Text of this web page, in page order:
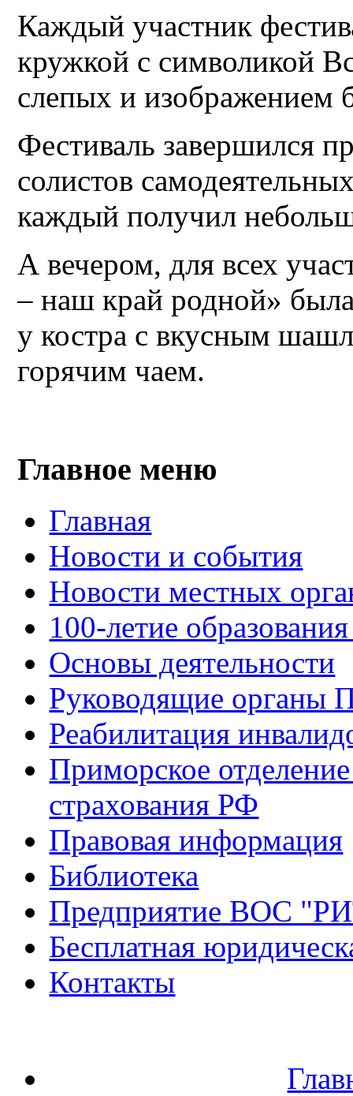
Каждый участник
кружкой с символикой
слепых и изображением
Фестиваль завершился
солистов
каждый получил
А вечером, для всех
– наш край родной»
у костра с вкусным
горячим чаем.
Главное меню
Главная
Новости и события
Новости местных
100-летие
Основы деятельности
Руководящие органы
Реабилитация
Приморское
страхования РФ
Правовая информация
Библиотека
Предприятие ВОС
Бесплатная
Контакты